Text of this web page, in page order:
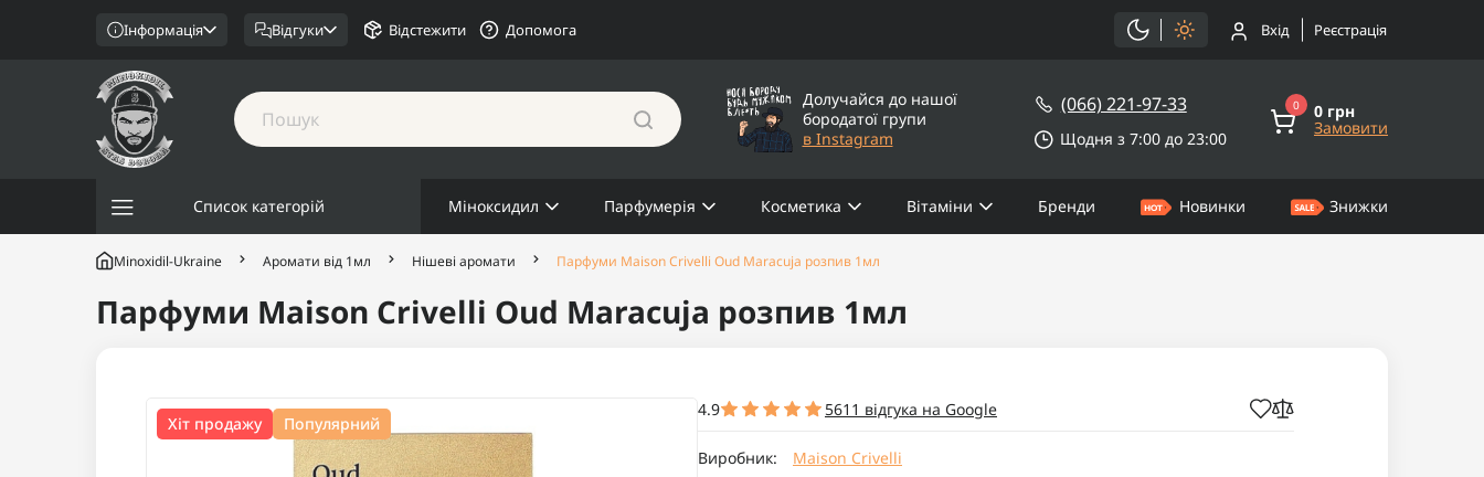
Інформація Відгуки Відстежити Допомога Вхід Реєстрація
Долучайся до нашої
бородатої групи
в Instagram
(066) 221-97-33
Щодня з 7:00 до 23:00
0 0 грн
Замовити
Список категорій Міноксидил Парфумерія Косметика Вітаміни Бренди Новинки Знижки
Minoxidil-Ukraine Аромати від 1мл Нішеві аромати Парфуми Maison Crivelli Oud Maracuja розпив 1мл
Парфуми Maison Crivelli Oud Maracuja розпив 1мл
Хіт продажу Популярний
4.9 5611 відгука на Google
Виробник:
Maison Crivelli